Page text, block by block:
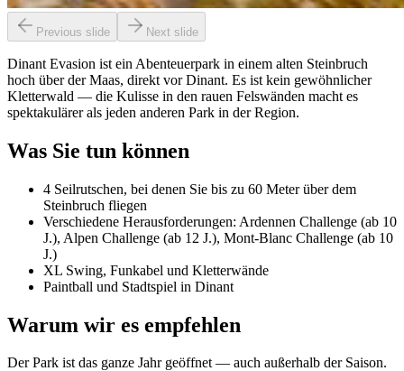
Previous slide Next slide
Dinant Evasion ist ein Abenteuerpark in einem alten Steinbruch
hoch über der Maas, direkt vor Dinant. Es ist kein gewöhnlicher
Kletterwald — die Kulisse in den rauen Felswänden macht es
spektakulärer als jeden anderen Park in der Region.
Was Sie tun können
4 Seilrutschen, bei denen Sie bis zu 60 Meter über dem
Steinbruch fliegen
Verschiedene Herausforderungen: Ardennen Challenge (ab 10
J.), Alpen Challenge (ab 12 J.), Mont-Blanc Challenge (ab 10
J.)
XL Swing, Funkabel und Kletterwände
Paintball und Stadtspiel in Dinant
Warum wir es empfehlen
Der Park ist das ganze Jahr geöffnet — auch außerhalb der Saison.